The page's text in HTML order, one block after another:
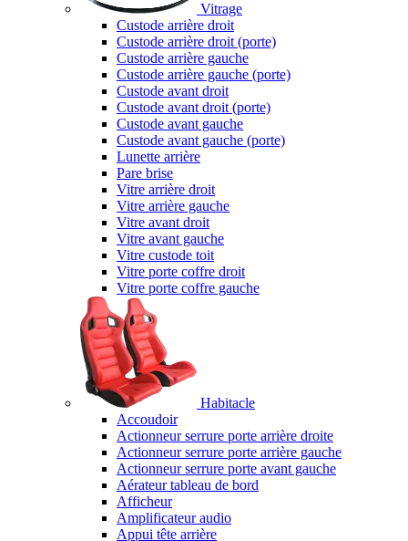
Vitrage
Custode arrière droit
Custode arrière droit (porte)
Custode arrière gauche
Custode arrière gauche (porte)
Custode avant droit
Custode avant droit (porte)
Custode avant gauche
Custode avant gauche (porte)
Lunette arrière
Pare brise
Vitre arrière droit
Vitre arrière gauche
Vitre avant droit
Vitre avant gauche
Vitre custode toit
Vitre porte coffre droit
Vitre porte coffre gauche
Habitacle
Accoudoir
Actionneur serrure porte arrière droite
Actionneur serrure porte arrière gauche
Actionneur serrure porte avant gauche
Aérateur tableau de bord
Afficheur
Amplificateur audio
Appui tête arrière